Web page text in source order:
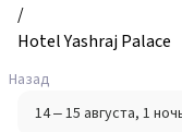
/
Hotel Yashraj Palace
Назад
14 – 15 августа, 1